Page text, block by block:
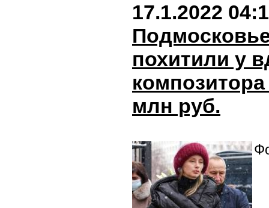
17.1.2022
похитили у
композитора
млн руб.